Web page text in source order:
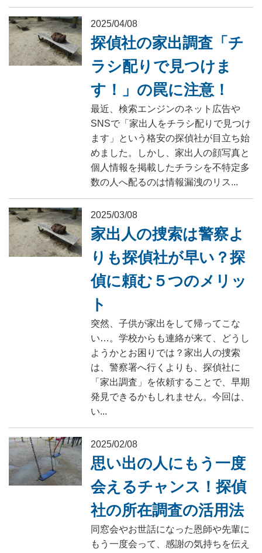
2025/04/08
探偵社の家出調査「チ
ラシ配りで見つけま
す！」の罠に注意！
最近、検索エンジンのネット広告や
SNSで「家出人をチラシ配りで見つけ
ます」という格安の探偵社が目立ち始
めました。しかし、家出人の顔写真と
個人情報を掲載したチラシを不特定多
数の人へ配るのは情報漏洩のリス...
2025/03/08
家出人の捜索は警察よ
りも探偵社が早い？探
偵に頼む５つのメリッ
ト
突然、子供が家出をして帰ってこな
い…。学校からも連絡が来て、どうし
ようかとお困りでは？家出人の捜索
は、警察署へ行くよりも、探偵社に
「家出調査」を依頼することで、早期
発見できるかもしれません。今回は、
い...
2025/02/08
思い出の人にもう一度
会えるチャンス！探偵
社の所在調査の活用法
同窓会やお世話になった恩師や先輩に
もう一度会って、感謝の気持ちを伝え